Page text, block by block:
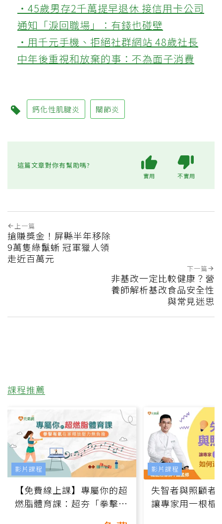
‧45歲男存2千萬提早退休 接信用卡公司
通知「淚回職場」：有錢也碰壁
‧用千元手機、拒絕社群網站 48歲社長
中年後重視和放棄的事：不為面子消費
鈣化性肌腱炎 關節炎
這篇文章對你有幫助嗎?
實用 不實用
上一篇
搶賺獎金！屏縣半年移除
9萬隻綠鬣蜥 冠軍獵人領
走近百萬元
下一篇
非基改一定比較健康？營
養師解析基改食品安全性
與常見迷思
課程推薦
【免費線上課】專屬你的超
燃脂體育課：超夯「拳擊有
影片課程
失智者與照顧者
讓專家用一根棍
影片課程